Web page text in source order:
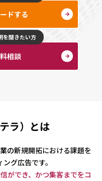
ドする
を聞きたい方
相談
ラ）とは
の新規開拓における課題を
グ広告です。
ができ、かつ集客までをコ